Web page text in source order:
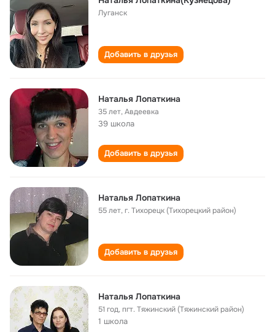
Луганск
Добавить в друзья
Наталья Лопаткина
35 лет,Авдеевка
39 школа
Добавить в друзья
Наталья Лопаткина
55 лет,г. Тихорецк (Тихорецкий район)
Добавить в друзья
Наталья Лопаткина
51 год,пгт. Тяжинский (Тяжинский район)
1 школа